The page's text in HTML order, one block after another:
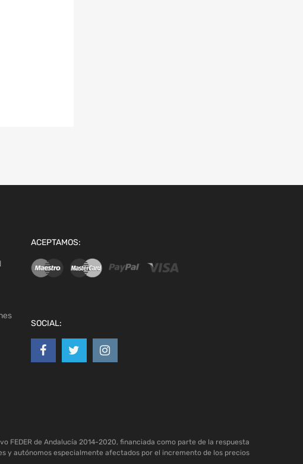
ACEPTAMOS:
SOCIAL:
FEDER de Andalucía 2014-2020, financiada como parte de la respuesta
y autónomos especialmente afectados por el incremento de los precios